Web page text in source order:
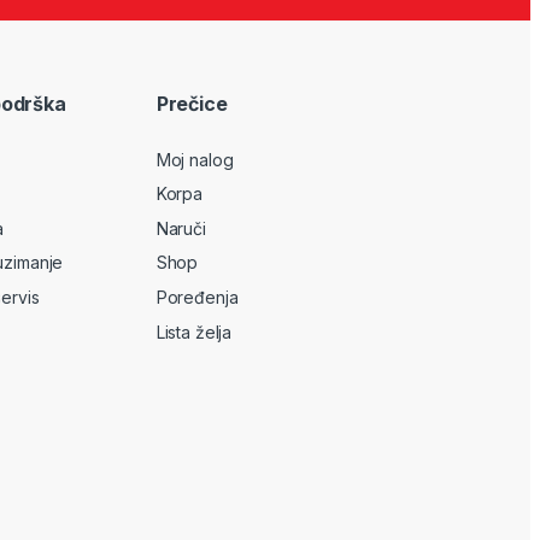
Prečice
Moj nalog
Korpa
Naruči
Shop
Poređenja
Lista želja